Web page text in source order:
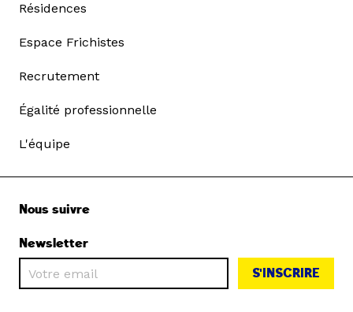
Résidences
Espace Frichistes
Recrutement
Égalité professionnelle
L'équipe
Nous suivre
Newsletter
S'INSCRIRE